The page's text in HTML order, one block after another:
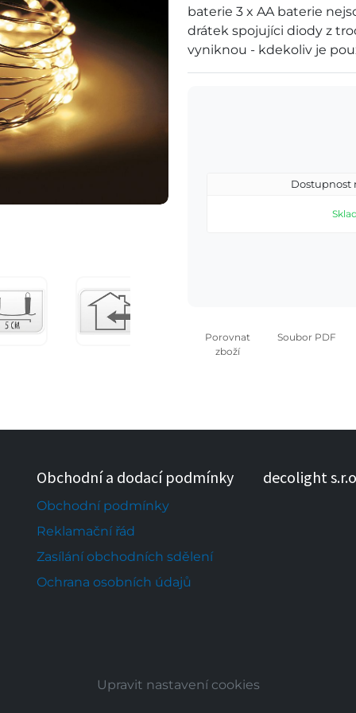
baterie 3 x AA baterie
drátek spojujíci diody z
vyniknou - kdekoliv je
Dostupnost
Porovnat
zboží
Soubor PDF
Obchodní a dodací podmínky
Obchodní podmínky
Reklamační řád
Zasílání obchodních sdělení
Ochrana osobních údajů
decolight
Upravit nastavení cookies